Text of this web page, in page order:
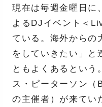
現在は毎週金曜日に
よるDJイベント＜
ている。海外からの
をしていきたい」と
ともよくあるという
ス・ピーターソン
の主催者）が来てい